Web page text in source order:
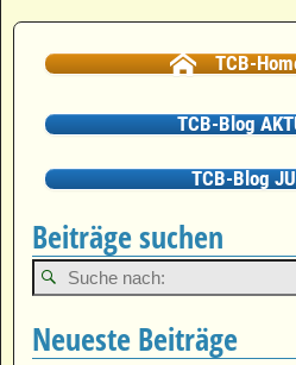
Bilder-Navigation
TCB-
TCB-Blog
TCB-Blog
Beiträge suchen
Neueste Beiträge